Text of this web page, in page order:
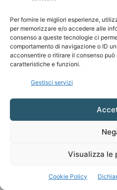
Per fornire le migliori esperienze,
per memorizzare e/o accedere alle
consenso a queste tecnologie ci
comportamento di navigazione o ID
acconsentire o ritirare il consenso
caratteristiche e funzioni.
Gestisci servizi
Visualizza le
Cookie Policy